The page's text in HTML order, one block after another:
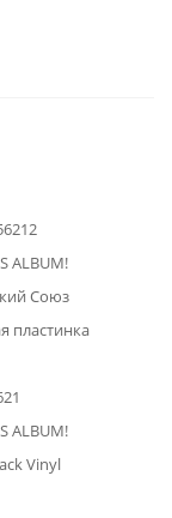
ALBUM!
Союз
пластинка
ALBUM!
Vinyl